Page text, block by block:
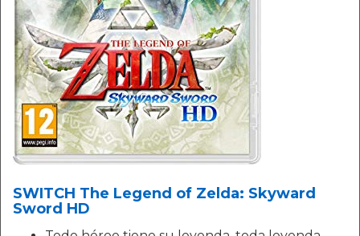
SWITCH The Legend of Zelda: Skyward
Sword HD